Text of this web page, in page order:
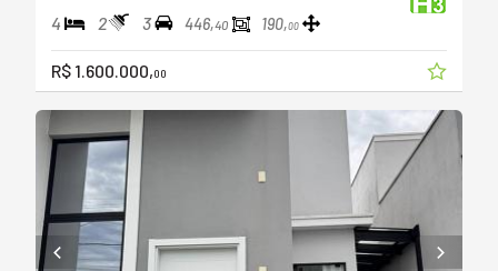
4 2 3 446,40 190,00
R$ 1.600.000,00